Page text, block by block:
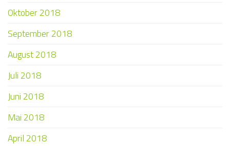
Oktober 2018
September 2018
August 2018
Juli 2018
Juni 2018
Mai 2018
April 2018